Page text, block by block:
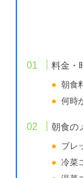
料金・
朝食
何時
朝食の
ブレ
冷菜